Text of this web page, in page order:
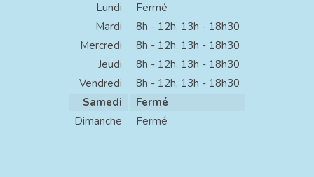
Lundi
Fermé
Mardi
8h - 12h, 13h - 18h30
Mercredi
8h - 12h, 13h - 18h30
Jeudi
8h - 12h, 13h - 18h30
Vendredi
8h - 12h, 13h - 18h30
Samedi
Fermé
Dimanche
Fermé